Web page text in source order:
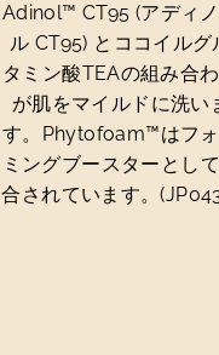
Adinol™ CT95 (アディ
ル CT95) とココイルグ
タミン酸TEAの組み合
が肌をマイルドに洗い
す。Phytofoam™はフ
ミングブースターとし
合されています。